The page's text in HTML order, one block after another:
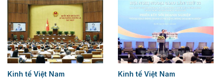
Kinh tế Việt Nam Kinh tế Việt Nam